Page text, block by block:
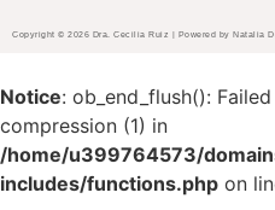
Copyright © 2026 Dra. Cecilia Ruiz | Powered by Natalia
Notice: ob_end_flush():
compression (1) in
/home/u399764573/
includes/functions.php on